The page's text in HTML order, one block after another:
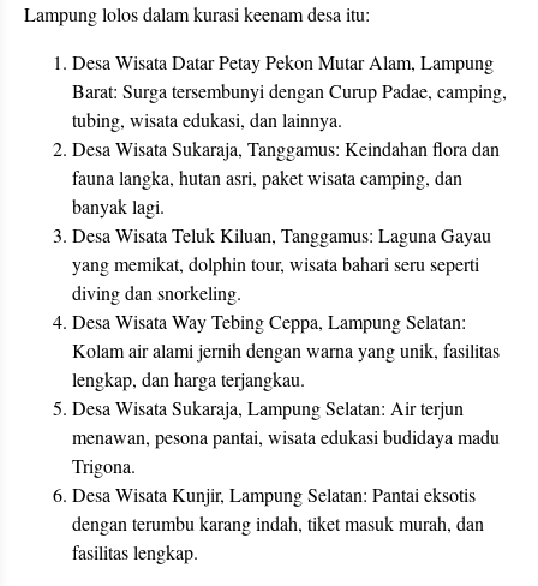
Lampung lolos dalam kurasi keenam desa itu:
Desa Wisata Datar Petay Pekon Mutar Alam, Lampung
Barat: Surga tersembunyi dengan Curup Padae, camping,
tubing, wisata edukasi, dan lainnya.
Desa Wisata Sukaraja, Tanggamus: Keindahan flora dan
fauna langka, hutan asri, paket wisata camping, dan
banyak lagi.
Desa Wisata Teluk Kiluan, Tanggamus: Laguna Gayau
yang memikat, dolphin tour, wisata bahari seru seperti
diving dan snorkeling.
Desa Wisata Way Tebing Ceppa, Lampung Selatan:
Kolam air alami jernih dengan warna yang unik, fasilitas
lengkap, dan harga terjangkau.
Desa Wisata Sukaraja, Lampung Selatan: Air terjun
menawan, pesona pantai, wisata edukasi budidaya madu
Trigona.
Desa Wisata Kunjir, Lampung Selatan: Pantai eksotis
dengan terumbu karang indah, tiket masuk murah, dan
fasilitas lengkap.